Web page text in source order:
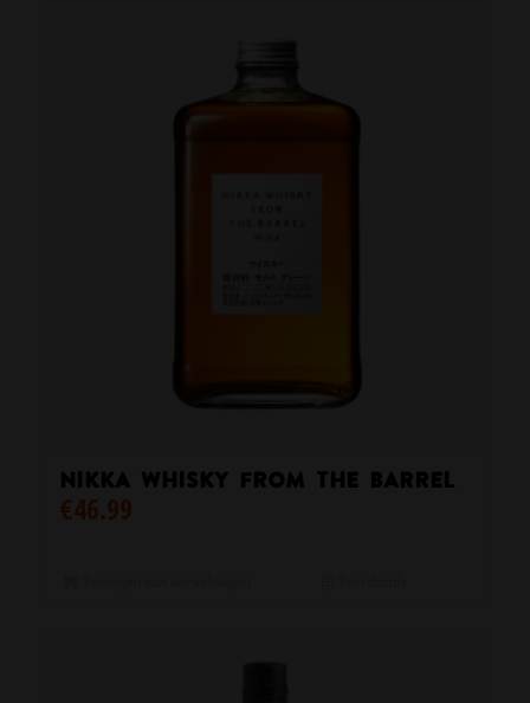
Nikka Whisky From The Barrel
€46.99